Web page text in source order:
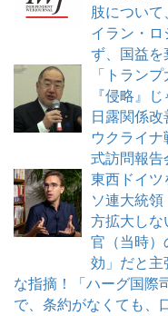
肢について
イラン・ロ
ず、国益を
「トラン
『侵略』
日露関係改
ウクライ
式訪問報告
東西ドイツ
ソ連大統
方拡大しな
官（当時）
効」だと主
な指摘！「ハーグ国際
で、条約がなくても、